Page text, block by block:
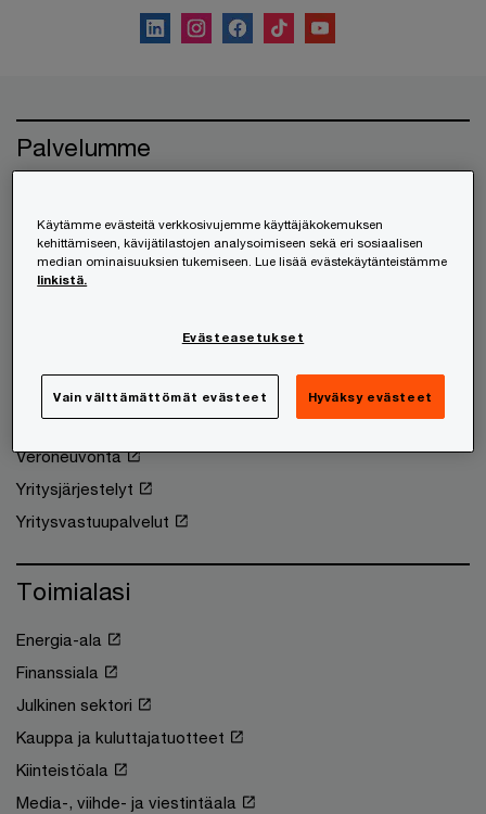
Palvelumme
Kansainvälistyminen
Lakipalvelut
Tilintarkastus
Varmennuspalvelut
Veroneuvonta
Yritysjärjestelyt
Yritysvastuupalvelut
Toimialasi
Energia-ala
Finanssiala
Julkinen sektori
Kauppa ja kuluttajatuotteet
Kiinteistöala
Media-, viihde- ja viestintäala
Käytämme evästeitä verkkosivujemme käyttäjäkokemuksen
kehittämiseen, kävijätilastojen analysoimiseen sekä eri sosiaalisen
median ominaisuuksien tukemiseen. Lue lisää evästekäytänteistämme
linkistä.
Evästeasetukset
Vain välttämättömät evästeet Hyväksy evästeet